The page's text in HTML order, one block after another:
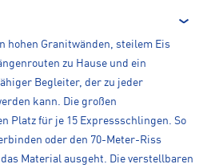
hohen Granitwänden, steilem Eis
zu Hause und ein
Begleiter, der zu jeder
kann. Die großen
Platz für je 15 Expressschlingen. So
oder den 70-Meter-Riss
Material ausgeht. Die verstellbaren